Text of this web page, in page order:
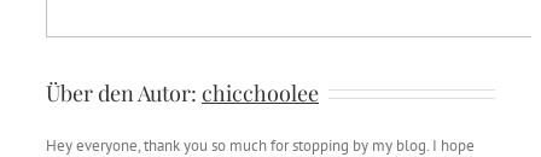
Über den Autor: chicchoolee
Hey everyone, thank you so much for stopping by my blog. I hope